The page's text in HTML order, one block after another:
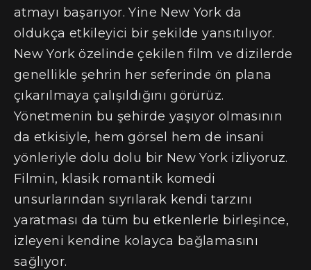
atmayı başarıyor. Yine New York da
oldukça etkileyici bir şekilde yansıtılıyor.
New York özelinde çekilen film ve dizilerde
genellikle şehrin her seferinde ön plana
çıkarılmaya çalışıldığını görürüz.
Yönetmenin bu şehirde yaşıyor olmasının
da etkisiyle, hem görsel hem de insani
yönleriyle dolu dolu bir New York izliyoruz.
Filmin, klasik romantik komedi
unsurlarından sıyrılarak kendi tarzını
yaratması da tüm bu etkenlerle birleşince,
izleyeni kendine kolayca bağlamasını
sağlıyor.